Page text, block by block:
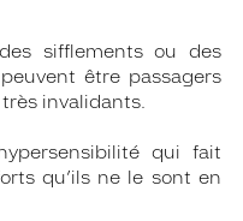
sifflements ou des
être passagers
invalidants.
qui fait
qu’ils ne le sont en